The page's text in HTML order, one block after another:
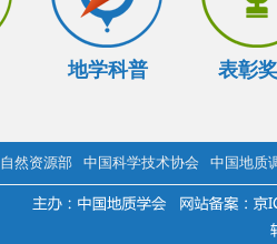
地学科普 表彰
自然资源部 中国科学技术协会 中国地质